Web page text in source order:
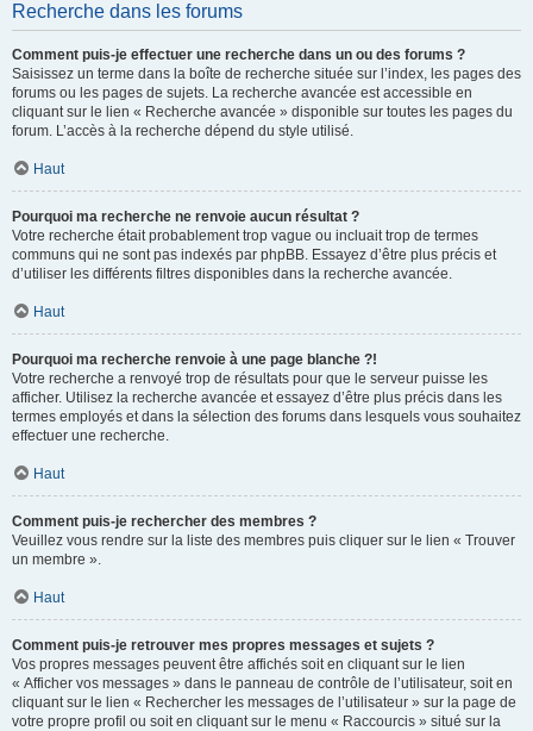
Recherche dans les forums
Comment puis-je effectuer une recherche dans un ou des forums ?
Saisissez un terme dans la boîte de recherche située sur l’index, les pages des
forums ou les pages de sujets. La recherche avancée est accessible en
cliquant sur le lien « Recherche avancée » disponible sur toutes les pages du
forum. L’accès à la recherche dépend du style utilisé.
Haut
Pourquoi ma recherche ne renvoie aucun résultat ?
Votre recherche était probablement trop vague ou incluait trop de termes
communs qui ne sont pas indexés par phpBB. Essayez d’être plus précis et
d’utiliser les différents filtres disponibles dans la recherche avancée.
Haut
Pourquoi ma recherche renvoie à une page blanche ?!
Votre recherche a renvoyé trop de résultats pour que le serveur puisse les
afficher. Utilisez la recherche avancée et essayez d’être plus précis dans les
termes employés et dans la sélection des forums dans lesquels vous souhaitez
effectuer une recherche.
Haut
Comment puis-je rechercher des membres ?
Veuillez vous rendre sur la liste des membres puis cliquer sur le lien « Trouver
un membre ».
Haut
Comment puis-je retrouver mes propres messages et sujets ?
Vos propres messages peuvent être affichés soit en cliquant sur le lien
« Afficher vos messages » dans le panneau de contrôle de l’utilisateur, soit en
cliquant sur le lien « Rechercher les messages de l’utilisateur » sur la page de
votre propre profil ou soit en cliquant sur le menu « Raccourcis » situé sur la